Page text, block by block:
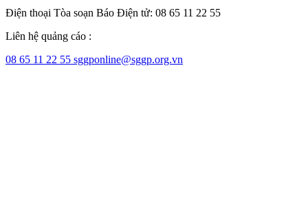
Điện thoại Tòa soạn Báo Điện tử: 08 65 11 22 55
Liên hệ quảng cáo :
08 65 11 22 55 sggponline@sggp.org.vn